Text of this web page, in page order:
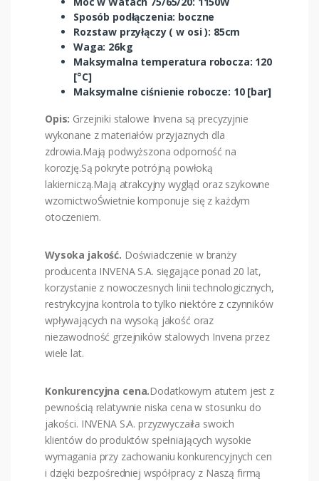
Sposób podłączenia: boczne
Rozstaw przyłączy ( w osi ): 85cm
Waga: 26kg
Maksymalna temperatura robocza: 120
[°C]
Maksymalne ciśnienie robocze: 10 [bar]
Opis: Grzejniki stalowe Invena są precyzyjnie
wykonane z materiałów przyjaznych dla
zdrowia.Mają podwyższona odporność na
korozję.Są pokryte potrójną powłoką
lakierniczą.Mają atrakcyjny wygląd oraz szykowne
wzornictwoŚwietnie komponuje się z każdym
otoczeniem.
Wysoka jakość. Doświadczenie w branży
producenta INVENA S.A. sięgające ponad 20 lat,
korzystanie z nowoczesnych linii technologicznych,
restrykcyjna kontrola to tylko niektóre z czynników
wpływających na wysoką jakość oraz
niezawodność grzejników stalowych Invena przez
wiele lat.
Konkurencyjna cena.Dodatkowym atutem jest z
pewnością relatywnie niska cena w stosunku do
jakości. INVENA S.A. przyzwyczaiła swoich
klientów do produktów spełniających wysokie
wymagania przy zachowaniu konkurencyjnych cen
i dzięki bezpośredniej współpracy z Naszą firmą